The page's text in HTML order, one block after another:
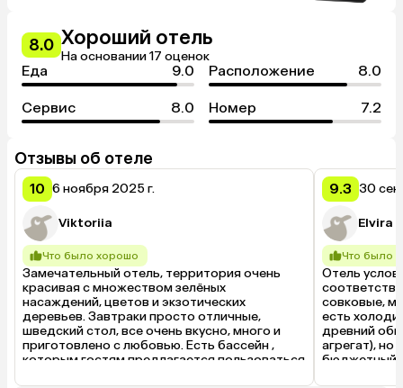
8.0 Хороший отель
На основании 17 оценок
Еда 9.0 Расположение 8.0
Сервис 8.0 Номер 7.2
Отзывы об отеле
10 6 ноября 2025 г.
Viktoriia
Что было хорошо
Замечательный отель, территория очень
красивая с множеством зелёных
насаждений, цветов и экзотических
деревьев. Завтраки просто отличные,
шведский стол, все очень вкусно, много и
приготовлено с любовью. Есть бассейн ,
которым гостям предлагается пользоваться
9.3 30
Elvira
Что было
Отель
совковые,
есть
древний
агрегат), но
бюджетный